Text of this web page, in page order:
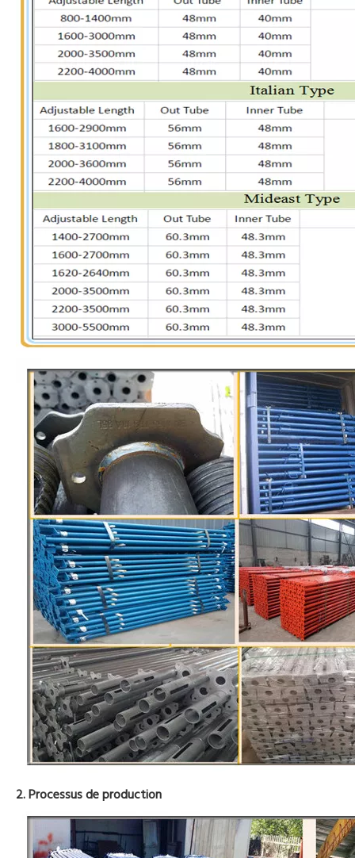
2. Processus de production